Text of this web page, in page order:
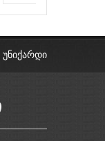
უნიქარდი